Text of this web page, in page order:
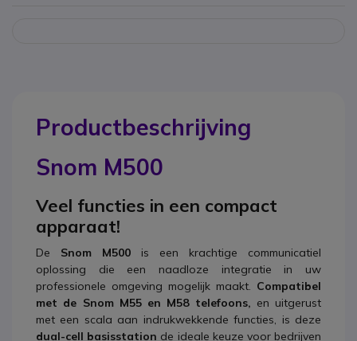
Productbeschrijving
Snom M500
Veel functies in een compact
apparaat!
De Snom M500 is een krachtige communicatiel
oplossing die een naadloze integratie in uw
professionele omgeving mogelijk maakt. Compatibel
met de Snom M55 en M58 telefoons, en uitgerust
met een scala aan indrukwekkende functies, is deze
dual-cell basisstation de ideale keuze voor bedrijven